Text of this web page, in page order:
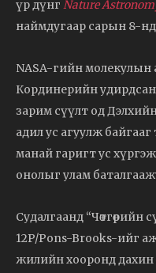
үр дүнг Nature
наймдугаар сарын 8-
NASA-гийн
Кординерийн удирдсан
зарим сүүлт од
адил ус агуулж
манай гаригт ус
онолыг улам
Судалгаанд “Чөтгөрийн
12P/Pons-Brooks-ийг
жилийн хооронд дахин